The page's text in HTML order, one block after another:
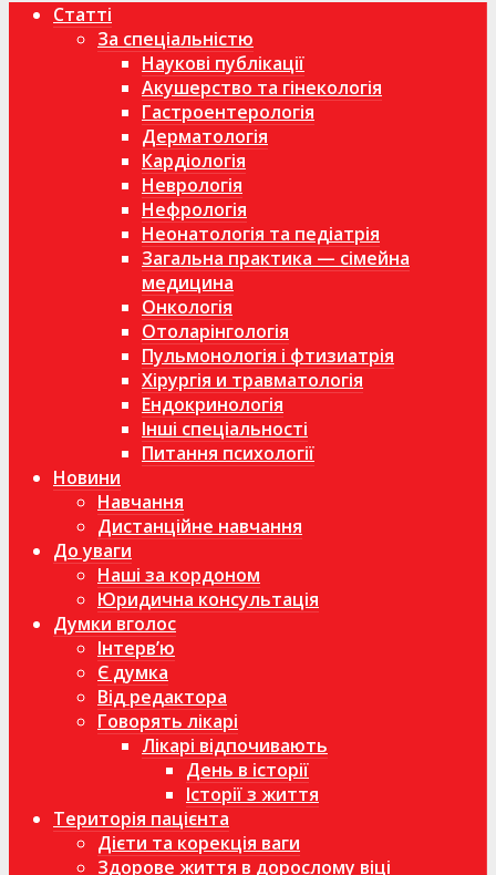
Статті
За спеціальністю
Наукові публікації
Акушерство та гінекологія
Гастроентерологія
Дерматологія
Кардіологія
Неврологія
Нефрологія
Неонатологія та педіатрія
Загальна практика — сімейна
медицина
Онкологія
Отоларінгологія
Пульмонологія і фтизиатрія
Хірургія и травматологія
Ендокринологія
Інші спеціальності
Питання психології
Новини
Навчання
Дистанційне навчання
До уваги
Наші за кордоном
Юридична консультація
Думки вголос
Інтерв’ю
Є думка
Від редактора
Говорять лікарі
Лікарі відпочивають
День в історії
Історії з життя
Територія пацієнта
Дієти та корекція ваги
Здорове життя в дорослому віці